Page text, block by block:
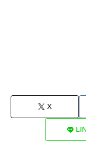
X